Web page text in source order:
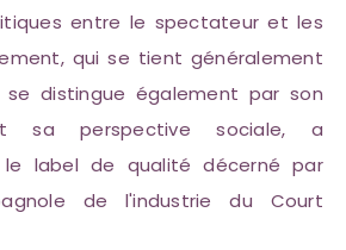
entre le spectateur et les
qui se tient généralement
distingue également par son
sa perspective sociale, a
label de qualité décerné par
de l'industrie du Court